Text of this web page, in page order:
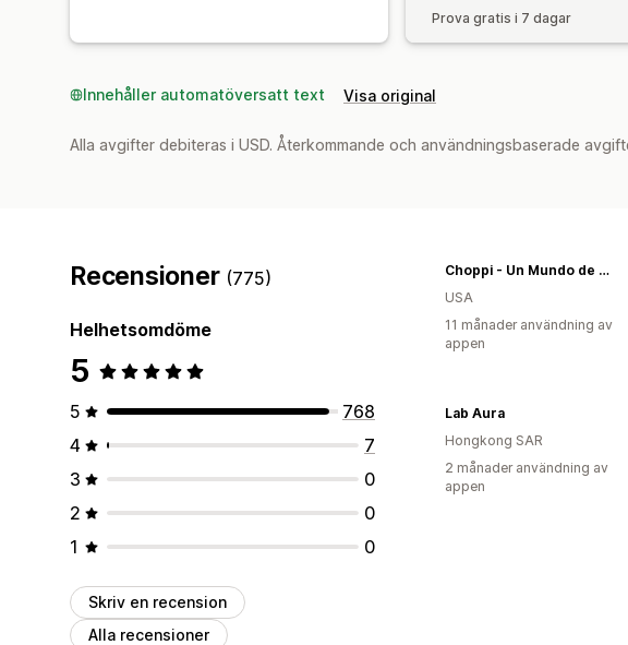
Prova gratis i 7 dagar
Innehåller automatöversatt text Visa original
Alla avgifter debiteras i USD. Återkommande och användningsbaserade
Recensioner (775)
Helhetsomdöme
5
5
768
4
7
3
0
2
0
1
0
Skriv en recension
Alla recensioner
Choppi - Un Mundo de Cortadores
USA
11 månader användning av
appen
Lab Aura
Hongkong SAR
2 månader användning av
appen